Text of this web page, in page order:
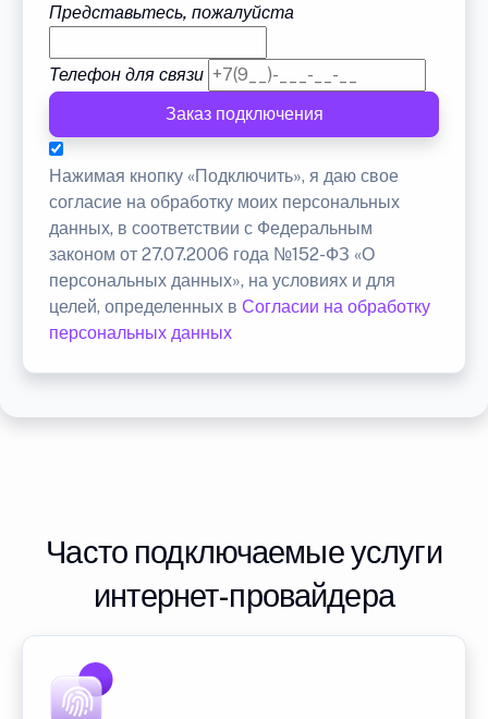
Представьтесь, пожалуйста
Телефон для связи
Заказ подключения
Нажимая кнопку «Подключить», я даю свое
согласие на обработку моих персональных
данных, в соответствии с Федеральным
законом от 27.07.2006 года №152-ФЗ «О
персональных данных», на условиях и для
целей, определенных в Согласии на обработку
персональных данных
Часто подключаемые услуги
интернет-провайдера